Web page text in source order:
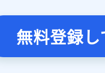
無料登録